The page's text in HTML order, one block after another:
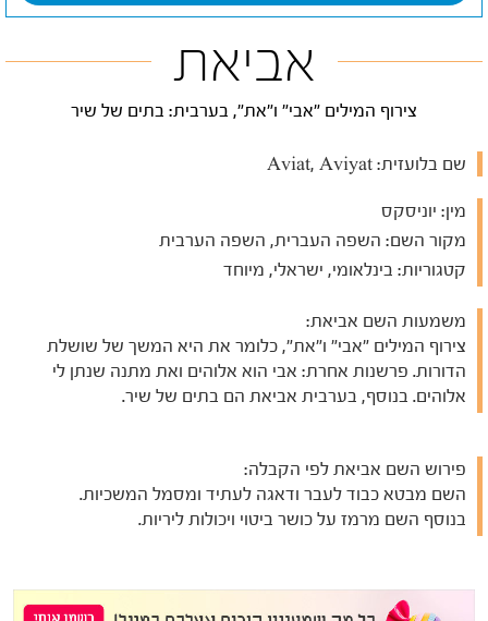
אביאת
צירוף המילים "אבי" ו"את", בערבית: בתים של שיר
שם בלועזית:
מין: יוניסקס
מקור השם: השפה העברית, השפה הערבית
קטגוריות: בינלאומי, ישראלי, מיוחד
משמעות השם אביאת:
צירוף המילים "אבי" ו"את", כלומר את היא המשך של שושלת
הדורות. פרשנות אחרת: אבי הוא אלוהים ואת מתנה שנתן לי
אלוהים. בנוסף, בערבית אביאת הם בתים של שיר.
פירוש השם אביאת לפי הקבלה:
השם מבטא כבוד לעבר ודאגה לעתיד ומסמל המשכיות.
בנוסף השם מרמז על כושר ביטוי ויכולות ליריות.